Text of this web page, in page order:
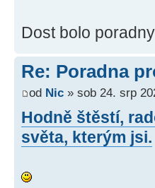
Dost bolo
Re: Poradna
od Nic » sob 24. srp
Hodně štěstí,
světa, kterým jsi.